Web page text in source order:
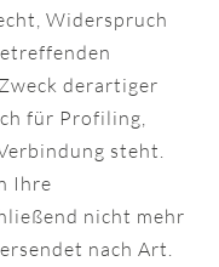
Widerspruch
derartiger
für Profiling,
steht.
Ihre
nicht mehr
nach Art.